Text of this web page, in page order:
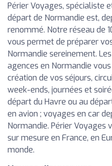
Périer Voyages, spécialiste
départ de Normandie est,
renommé. Notre réseau de
vous permet de préparer
Normandie sereinement.
agences en Normandie
création de vos séjours,
week-ends, journées et
départ du Havre ou au
en avion ; voyages en car
Normandie. Périer Voyages
sur mesure en France, en
monde.